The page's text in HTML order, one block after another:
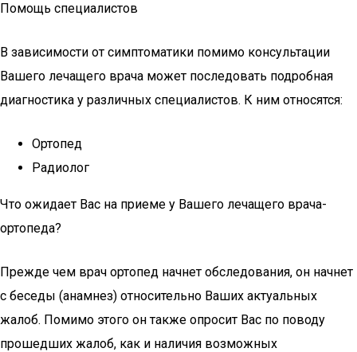
Помощь специалистов
В зависимости от симптоматики помимо консультации
Вашего лечащего врача может последовать подробная
диагностика у различных специалистов. К ним относятся:
Ортопед
Радиолог
Что ожидает Вас на приеме у Вашего лечащего врача-
ортопеда?
Прежде чем врач ортопед начнет обследования, он начнет
с беседы (анамнез) относительно Ваших актуальных
жалоб. Помимо этого он также опросит Вас по поводу
прошедших жалоб, как и наличия возможных